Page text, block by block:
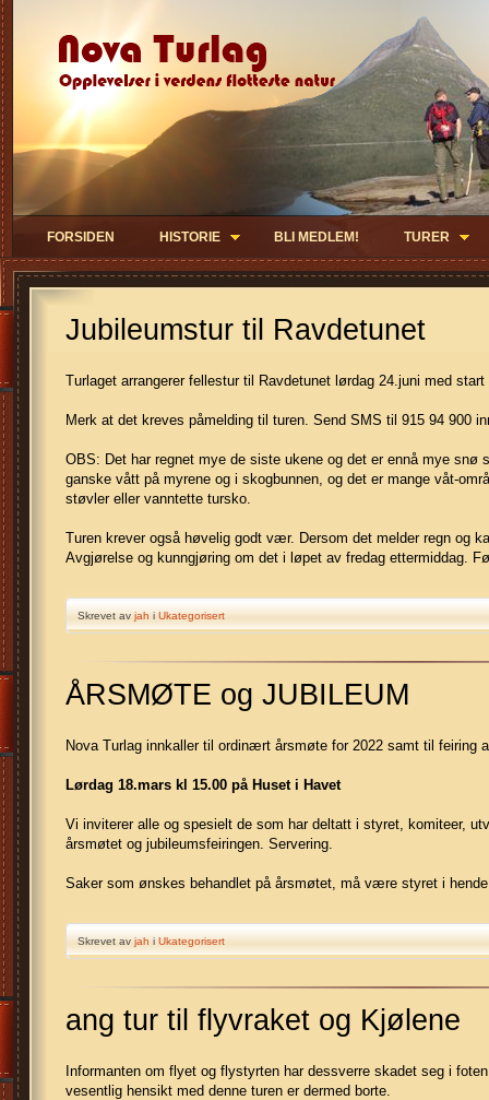
FORSIDEN HISTORIE BLI MEDLEM! TURER
Jubileumstur til Ravdetunet
Turlaget arrangerer fellestur til Ravdetunet lørdag 24.juni med
Merk at det kreves påmelding til turen. Send SMS til 915 94 900
OBS: Det har regnet mye de siste ukene og det er ennå mye
ganske vått på myrene og i skogbunnen, og det er mange våt-
støvler eller vanntette tursko.
Turen krever også høvelig godt vær. Dersom det melder regn og
Avgjørelse og kunngjøring om det i løpet av fredag ettermiddag.
Skrevet avjahiUkategorisert
ÅRSMØTE og JUBILEUM
Nova Turlag innkaller til ordinært årsmøte for 2022 samt til feiring
Lørdag 18.mars kl 15.00 på Huset i Havet
Vi inviterer alle og spesielt de som har deltatt i styret, komiteer,
årsmøtet og jubileumsfeiringen. Servering.
Saker som ønskes behandlet på årsmøtet, må være styret i
Skrevet avjahiUkategorisert
ang tur til flyvraket og Kjølene
Informanten om flyet og flystyrten har dessverre skadet seg i
vesentlig hensikt med denne turen er dermed borte.